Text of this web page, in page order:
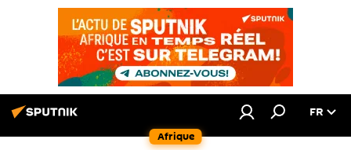
Afrique
FR